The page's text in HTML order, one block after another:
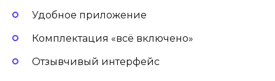
Удобное приложение
Комплектация «всё включено»
Отзывчивый интерфейс